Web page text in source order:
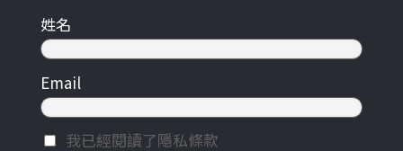
姓名
Email
我已經閱讀了隱私條款